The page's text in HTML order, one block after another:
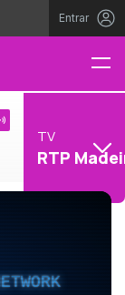
Entrar
TV
RTP